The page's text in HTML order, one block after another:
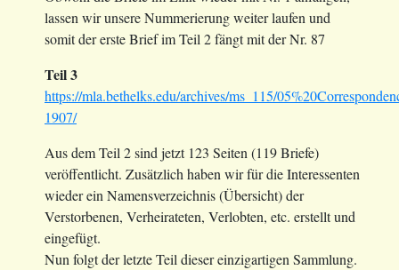
lassen wir unsere Nummerierung weiter laufen und
somit der erste Brief im Teil 2 fängt mit der Nr. 87
Teil 3
https://mla.bethelks.edu/archives/ms_115/
1907/
Aus dem Teil 2 sind jetzt 123 Seiten (119 Briefe)
veröffentlicht. Zusätzlich haben wir für die Interessenten
wieder ein Namensverzeichnis (Übersicht) der
Verstorbenen, Verheirateten, Verlobten, etc. erstellt und
eingefügt.
Nun folgt der letzte Teil dieser einzigartigen Sammlung.